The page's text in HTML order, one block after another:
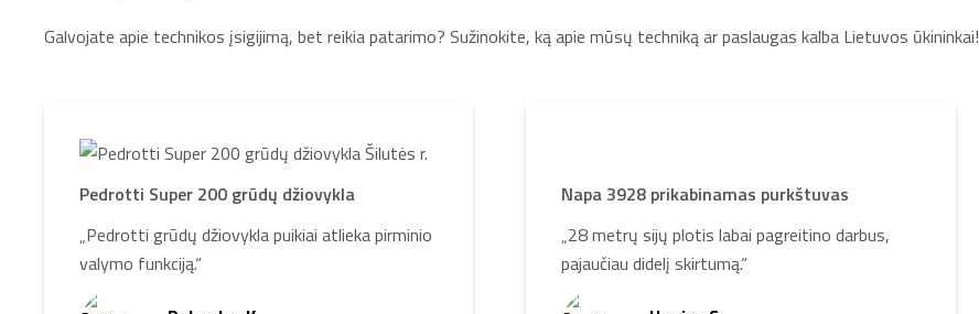
Galvojate apie technikos įsigijimą, bet reikia patarimo? Sužinokite, ką apie mūsų techniką ar paslaugas kalba Lietuvos ūkininkai!
Pedrotti Super 200 grūdų džiovykla
„Pedrotti grūdų džiovykla puikiai atlieka pirminio
valymo funkciją.“
Napa 3928 prikabinamas purkštuvas
„28 metrų sijų plotis labai pagreitino darbus,
pajaučiau didelį skirtumą.“